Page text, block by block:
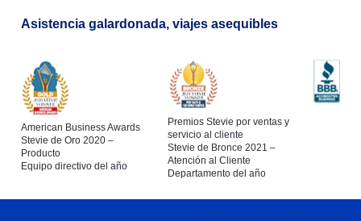
Asistencia galardonada, viajes asequibles
American Business Awards
Stevie de Oro 2020 –
Producto
Equipo directivo del año
Premios Stevie por ventas y
servicio al cliente
Stevie de Bronce 2021 –
Atención al Cliente
Departamento del año